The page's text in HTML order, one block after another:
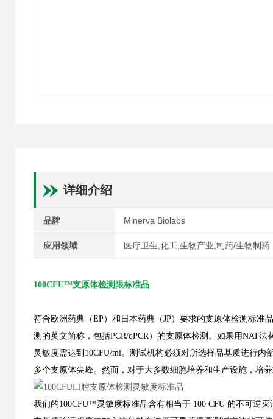
详细介绍
品牌 Minerva Biolabs
应用领域 医疗卫生,化工,生物产业,制药/生物制药
100CFU™支原体检测限标准品
符合欧洲药典（EP）和日本药典（JP）要求的支原体检测标准
测的英文简称，包括PCR/qPCR）的支原体检测。 如果用NAT法
灵敏度需达到 10CFU/ml。 测试机构必须对所选样品基质进行内
多个支原体尖峰。然而，对于大多数细胞培养和生产设施，培
我们的100CFU™灵敏度标准品含有相当于 100 CFU 的不可逆